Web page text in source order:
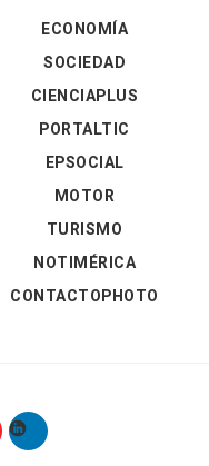
ECONOMÍA
SOCIEDAD
CIENCIAPLUS
PORTALTIC
EPSOCIAL
MOTOR
TURISMO
NOTIMÉRICA
CONTACTOPHOTO